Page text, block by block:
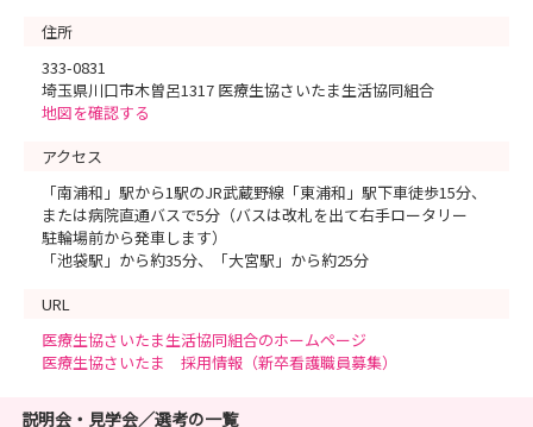
住所
333-0831
埼玉県川口市木曽呂1317 医療生協さいたま生活協同組合
地図を確認する
アクセス
「南浦和」駅から1駅のJR武蔵野線「東浦和」駅下車徒歩15分、
または病院直通バスで5分（バスは改札を出て右手ロータリー
駐輪場前から発車します）
「池袋駅」から約35分、「大宮駅」から約25分
URL
医療生協さいたま生活協同組合のホームページ
医療生協さいたま 採用情報（新卒看護職員募集）
説明会・見学会／選考の一覧